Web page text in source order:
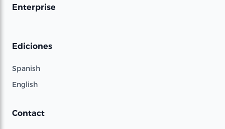
Enterprise
Ediciones
Spanish
English
Contact